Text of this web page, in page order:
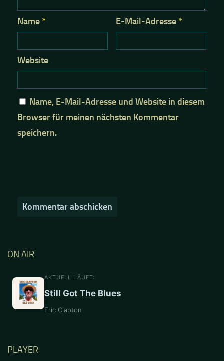
Name * E-Mail-Adresse *
Website
Name, E-Mail-Adresse und Website in diesem
Browser für meinen nächsten Kommentar
speichern.
ON AIR
AKTUELL LÄUFT:
Still Got The Blues
Eric Clapton
PLAYER